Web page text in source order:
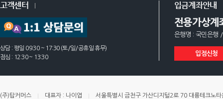
고객센터
상담 : 평일 09:30 ~ 17:30 (토/일/공휴일 휴무)
점심 : 12:30 ~ 13:30
입금계좌안내
전용가상계
은행명 : 국민은행
입점신청
(주)탑커머스 대표자 : 나이엽
서울특별시 금천구 가산디지털2로 70 대륭테크노